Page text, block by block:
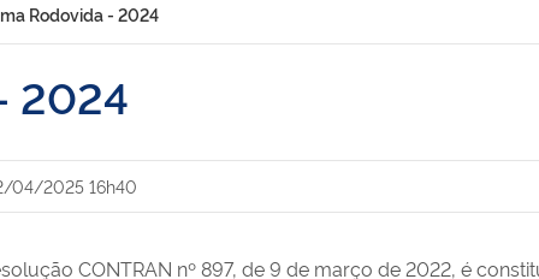
Rodovida - 2024
2024
04/2025 16h40
CONTRAN nº 897, de 9 de março de 2022, é